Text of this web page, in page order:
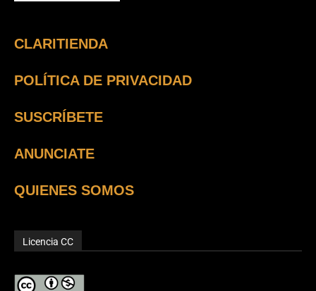
CLARITIENDA
POLÍTICA DE PRIVACIDAD
SUSCRÍBETE
ANUNCIATE
QUIENES SOMOS
Licencia CC